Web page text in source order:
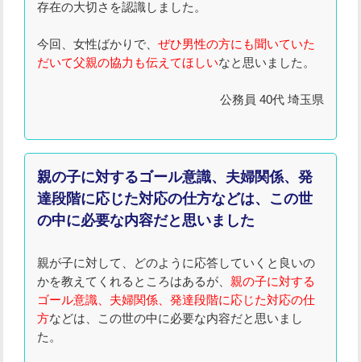
存在の大切さを認識しました。
今回、女性ばかりで、ぜひ男性の方にも聞いていた
だいて父親の協力も伝えてほしいなと思いました。
公務員 40代 埼玉県
親の子に対するゴール意識、夫婦関係、発
達段階に応じた対応の仕方などは、この世
の中に必要な内容だと思いました
親が子に対して、どのように応答していくと良いの
かを教えてくれるところはあるが、 親の子に対する
ゴール意識、夫婦関係、発達段階に応じた対応の仕
方などは、この世の中に必要な内容だと思いまし
た。